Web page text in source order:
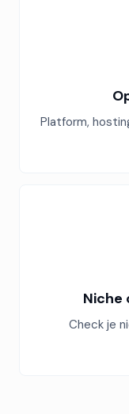
Platform,
Niche
Check je